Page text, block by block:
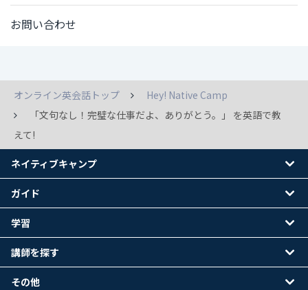
お問い合わせ
オンライン英会話トップ
Hey! Native Camp
「文句なし！完璧な仕事だよ、ありがとう。」 を英語で教
えて!
ネイティブキャンプ
ガイド
学習
講師を探す
その他